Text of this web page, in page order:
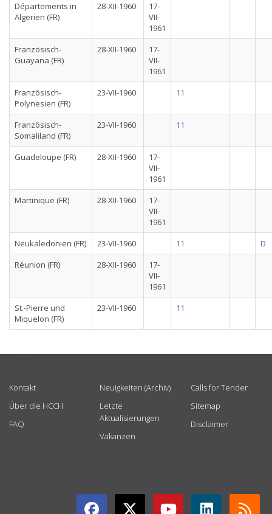
Départements in
Algerien (FR)
28-XII-1960
17-
VII-
1961
Französisch-
Guayana (FR)
28-XII-1960
17-
VII-
1961
Französisch-
Polynesien (FR)
23-VII-1960 11
Französisch-
Somaliland (FR)
23-VII-1960 11
Guadeloupe (FR) 28-XII-1960
17-
VII-
1961
Martinique (FR)
28-XII-1960
17-
VII-
1961
Neukaledonien (FR)
23-VII-1960 11
D
Réunion (FR)
28-XII-1960
17-
VII-
1961
St.-Pierre und
Miquelon (FR)
23-VII-1960 11
Kontakt
Über die HCCH
FAQ
Neuigkeiten (Archiv)
Letzte
Aktualisierungen
Vakanzen
Calls for Tender
Sitemap
Disclaimer